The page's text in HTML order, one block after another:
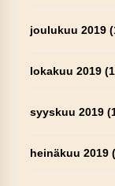
joulukuu 2019
lokakuu 2019
syyskuu 2019
heinäkuu 2019